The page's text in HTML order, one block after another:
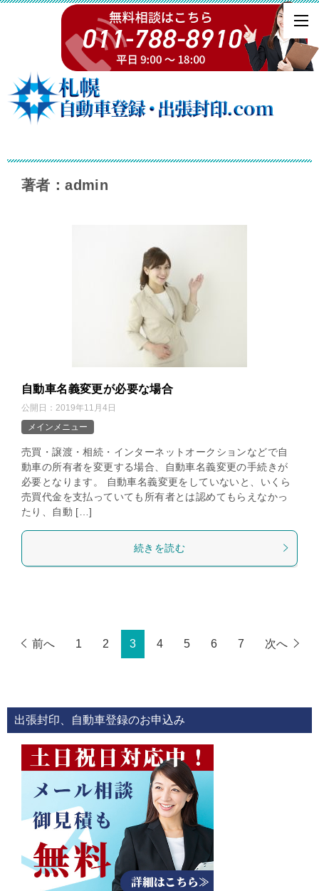
著者：admin
自動車名義変更が必要な場合
公開日： 2019年11月4日
メインメニュー
売買・譲渡・相続・インターネットオークションなどで自
動車の所有者を変更する場合、自動車名義変更の手続きが
必要となります。 自動車名義変更をしていないと、いくら
売買代金を支払っていても所有者とは認めてもらえなかっ
たり、自動 […]
続きを読む
前へ 1 2 3 4 5 6 7 次へ
出張封印、自動車登録のお申込み